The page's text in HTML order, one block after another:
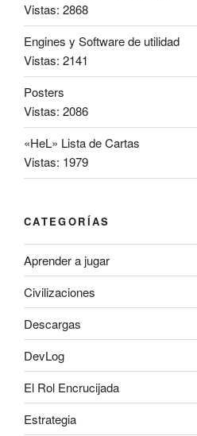
Vistas: 2868
Engines y Software de utilidad
Vistas: 2141
Posters
Vistas: 2086
«HeL» Lista de Cartas
Vistas: 1979
CATEGORÍAS
Aprender a jugar
Civilizaciones
Descargas
DevLog
El Rol Encrucijada
Estrategia